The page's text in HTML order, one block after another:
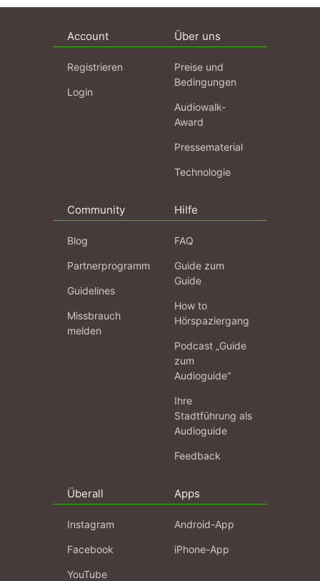
Account
Registrieren
Login
Über uns
Preise und
Bedingungen
Audiowalk-
Award
Pressematerial
Technologie
Community
Blog
Partnerprogramm
Guidelines
Missbrauch
melden
Hilfe
FAQ
Guide zum
Guide
How to
Hörspaziergang
Podcast „Guide
zum
Audioguide“
Ihre
Stadtführung als
Audioguide
Feedback
Überall
Instagram
Facebook
YouTube
Apps
Android-App
iPhone-App